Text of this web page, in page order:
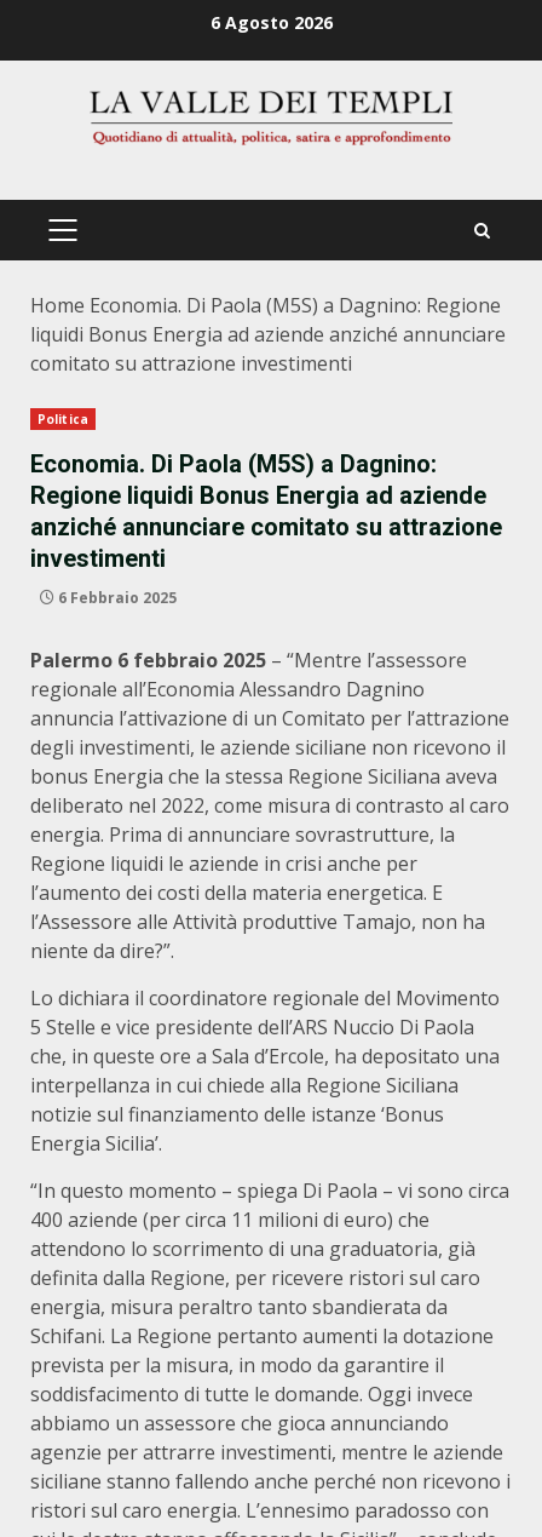
6 Agosto 2026
PRIMÄRES
Home Economia. Di Paola (M5S) a Dagnino: Regione
liquidi Bonus Energia ad aziende anziché annunciare
comitato su attrazione investimenti
Politica
Economia. Di Paola (M5S) a Dagnino:
Regione liquidi Bonus Energia ad aziende
anziché annunciare comitato su attrazione
investimenti
6 Febbraio 2025
Palermo 6 febbraio 2025 – “Mentre l’assessore
regionale all’Economia Alessandro Dagnino
annuncia l’attivazione di un Comitato per l’attrazione
degli investimenti, le aziende siciliane non ricevono il
bonus Energia che la stessa Regione Siciliana aveva
deliberato nel 2022, come misura di contrasto al caro
energia. Prima di annunciare sovrastrutture, la
Regione liquidi le aziende in crisi anche per
l’aumento dei costi della materia energetica. E
l’Assessore alle Attività produttive Tamajo, non ha
niente da dire?”.
Lo dichiara il coordinatore regionale del Movimento
5 Stelle e vice presidente dell’ARS Nuccio Di Paola
che, in queste ore a Sala d’Ercole, ha depositato una
interpellanza in cui chiede alla Regione Siciliana
notizie sul finanziamento delle istanze ‘Bonus
Energia Sicilia’.
“In questo momento – spiega Di Paola – vi sono circa
400 aziende (per circa 11 milioni di euro) che
attendono lo scorrimento di una graduatoria, già
definita dalla Regione, per ricevere ristori sul caro
energia, misura peraltro tanto sbandierata da
Schifani. La Regione pertanto aumenti la dotazione
prevista per la misura, in modo da garantire il
soddisfacimento di tutte le domande. Oggi invece
abbiamo un assessore che gioca annunciando
agenzie per attrarre investimenti, mentre le aziende
siciliane stanno fallendo anche perché non ricevono i
ristori sul caro energia. L’ennesimo paradosso con